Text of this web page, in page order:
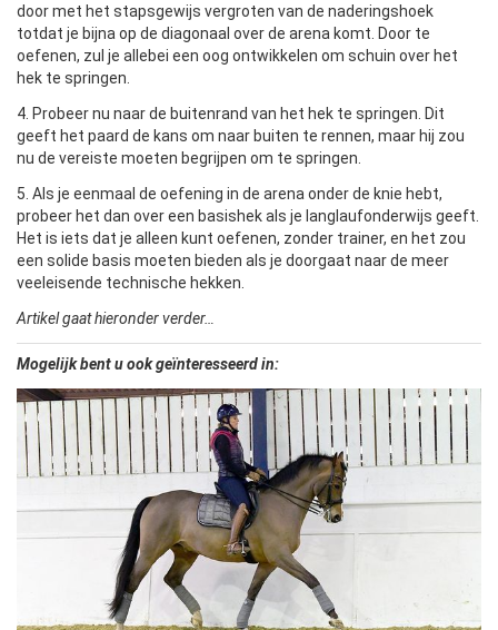
door met het stapsgewijs vergroten van de naderingshoek
totdat je bijna op de diagonaal over de arena komt. Door te
oefenen, zul je allebei een oog ontwikkelen om schuin over het
hek te springen.
4. Probeer nu naar de buitenrand van het hek te springen. Dit
geeft het paard de kans om naar buiten te rennen, maar hij zou
nu de vereiste moeten begrijpen om te springen.
5. Als je eenmaal de oefening in de arena onder de knie hebt,
probeer het dan over een basishek als je langlaufonderwijs geeft.
Het is iets dat je alleen kunt oefenen, zonder trainer, en het zou
een solide basis moeten bieden als je doorgaat naar de meer
veeleisende technische hekken.
Artikel gaat hieronder verder…
Mogelijk bent u ook geïnteresseerd in: